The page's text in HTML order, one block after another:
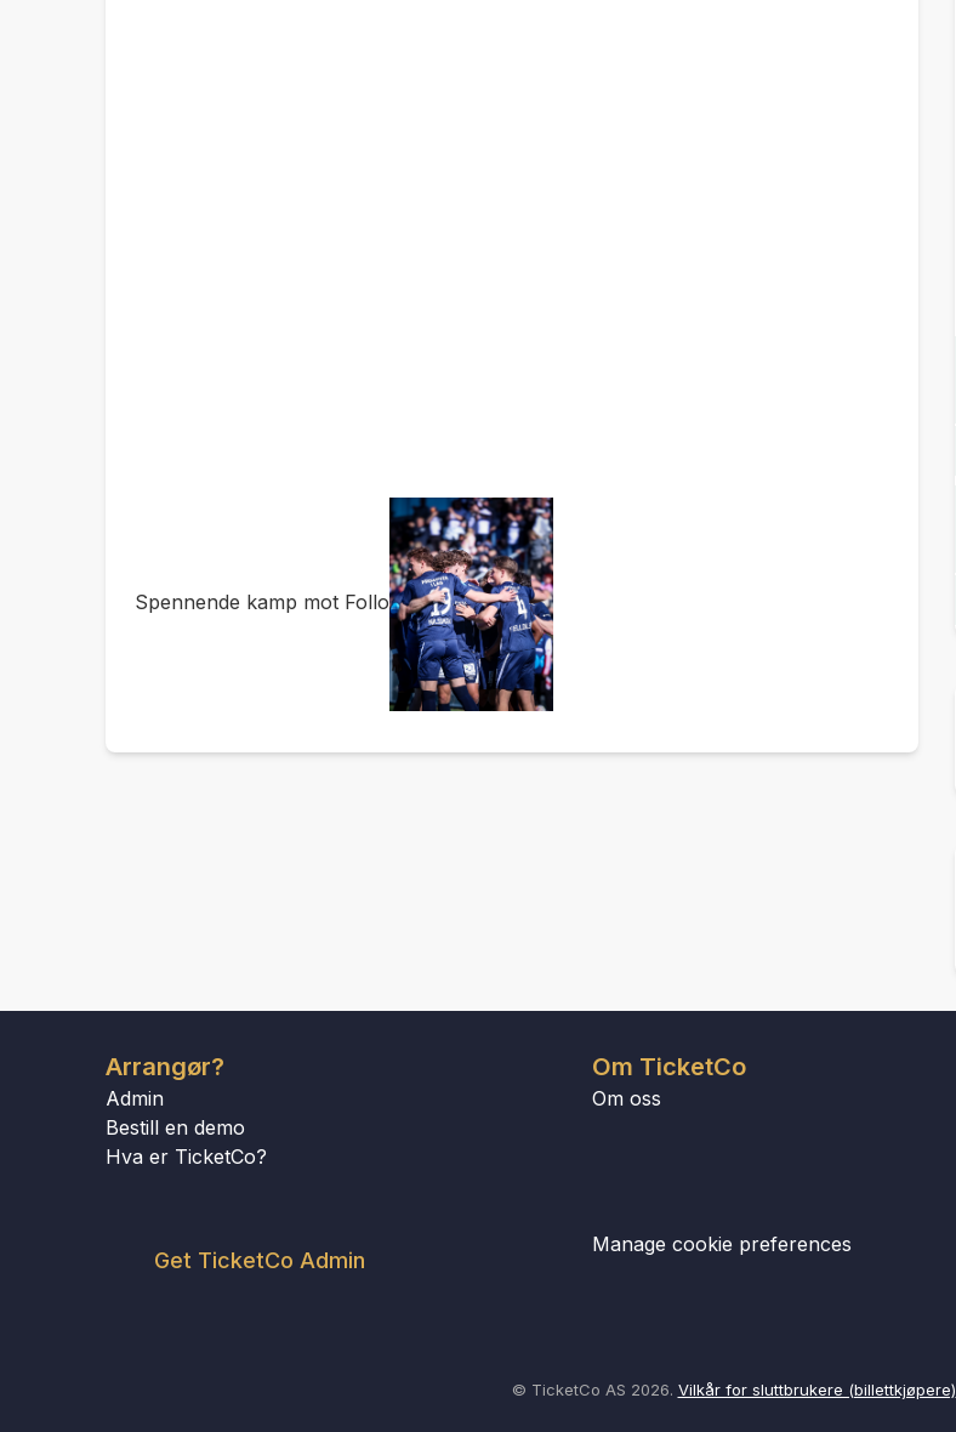
Spennende kamp mot Follo
Arrangør?
Admin
Bestill en demo
Hva er TicketCo?
Get TicketCo Admin
Om TicketCo
Om oss
Manage cookie preferences
© TicketCo AS 2026. Vilkår for sluttbrukere (billettkjøpere)